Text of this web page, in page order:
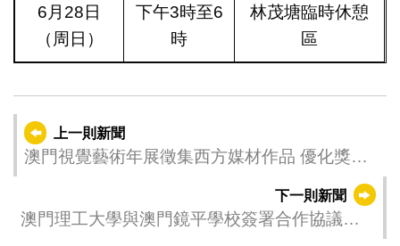
6月28日
（周日）
下午3時至6
時
林茂塘臨時休憩
區
上一則新聞
澳門視覺藝術年展徵集西方媒材作品 優化獎勵
下一則新聞
澳門理工大學與澳門鏡平學校簽署合作協議培